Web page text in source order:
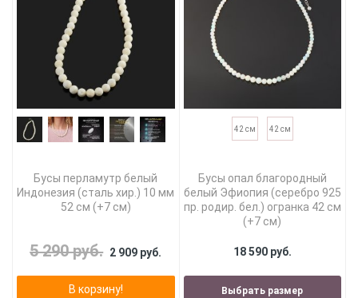
Бусы перламутр белый
Индонезия (сталь хир.) 10 мм
52 см (+7 см)
5 290 руб. 2 909 руб.
В корзину!
42 см 42 см
Бусы опал благородный
белый Эфиопия (серебро 925
пр. родир. бел.) огранка 42 см
(+7 см)
18 590 руб.
Выбрать размер